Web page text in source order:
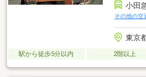
小田
その他の交
東京
駅から徒歩5分以内 2階以上